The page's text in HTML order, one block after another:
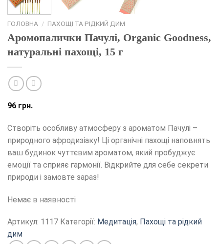
ГОЛОВНА / ПАХОЩІ ТА РІДКИЙ ДИМ
Аромопалички Пачулі, Organic Goodness,
натуральні пахощі, 15 г
96 грн.
Створіть особливу атмосферу з ароматом Пачулі –
природного афродизіаку! Ці органічні пахощі наповнять
ваш будинок чуттєвим ароматом, який пробуджує
емоції та сприяє гармонії. Відкрийте для себе секрети
природи і замовте зараз!
Немає в наявності
Артикул: 1117 Категорії: Медитація, Пахощі та рідкий
дим